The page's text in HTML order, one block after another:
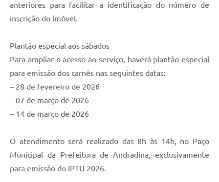
anteriores para facilitar a identificação do número de
inscrição do imóvel.
Plantão especial aos sábados
Para ampliar o acesso ao serviço, haverá plantão especial
para emissão dos carnês nas seguintes datas:
– 28 de fevereiro de 2026
– 07 de março de 2026
– 14 de março de 2026
O atendimento será realizado das 8h às 14h, no Paço
Municipal da Prefeitura de Andradina, exclusivamente
para emissão do IPTU 2026.